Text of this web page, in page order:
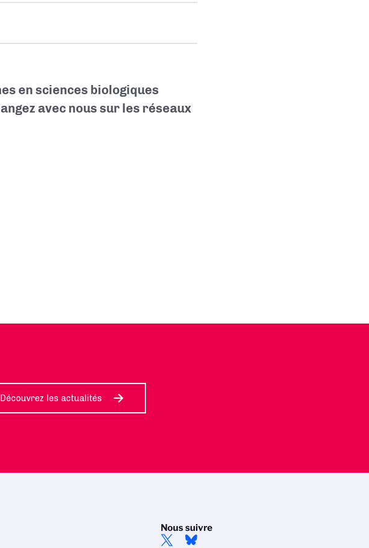
en sciences biologiques
avec nous sur les réseaux
Découvrez les actualités
Nous suivre